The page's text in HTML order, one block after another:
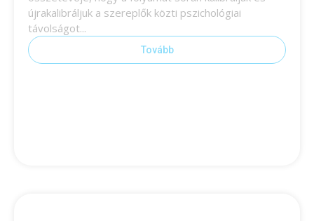
újrakalibráljuk a szereplők közti pszichológiai
távolságot...
Tovább